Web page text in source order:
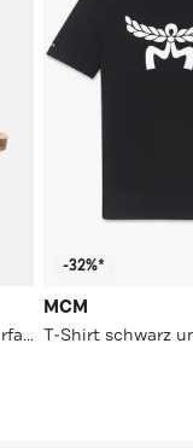
Ledersandalen 'Corey' mehrfarbig
-32%*
MCM
T-Shirt schwarz